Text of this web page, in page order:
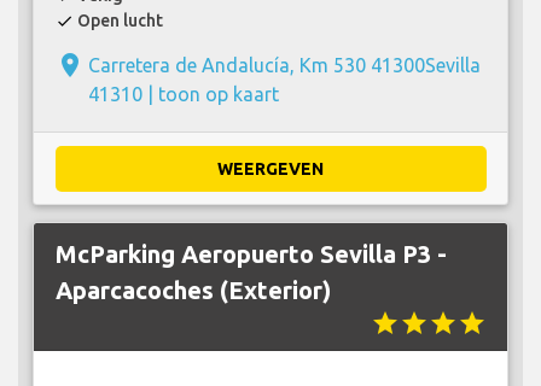
check Open lucht
place Carretera de Andalucía, Km 530 41300Sevilla
41310 | toon op kaart
WEERGEVEN
McParking Aeropuerto Sevilla P3 -
Aparcacoches (Exterior)
starstarstarstar